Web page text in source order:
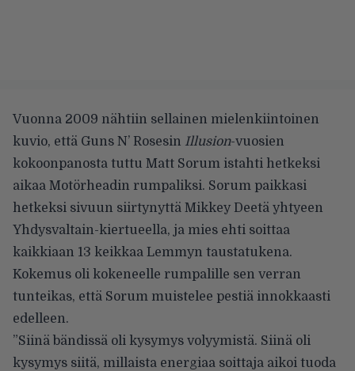
Vuonna 2009 nähtiin sellainen mielenkiintoinen
kuvio, että Guns N’ Rosesin Illusion-vuosien
kokoonpanosta tuttu Matt Sorum istahti hetkeksi
aikaa Motörheadin rumpaliksi. Sorum paikkasi
hetkeksi sivuun siirtynyttä Mikkey Deetä yhtyeen
Yhdysvaltain-kiertueella, ja mies ehti soittaa
kaikkiaan 13 keikkaa Lemmyn taustatukena.
Kokemus oli kokeneelle rumpalille sen verran
tunteikas, että Sorum muistelee pestiä innokkaasti
edelleen.
”Siinä bändissä oli kysymys volyymistä. Siinä oli
kysymys siitä, millaista energiaa soittaja aikoi tuoda